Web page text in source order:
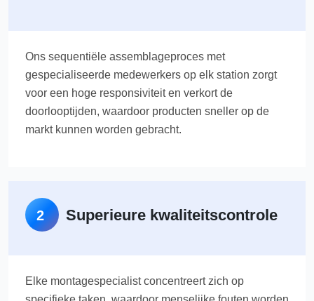
Ons sequentiële assemblageproces met
gespecialiseerde medewerkers op elk station zorgt
voor een hoge responsiviteit en verkort de
doorlooptijden, waardoor producten sneller op de
markt kunnen worden gebracht.
2 Superieure kwaliteitscontrole
Elke montagespecialist concentreert zich op